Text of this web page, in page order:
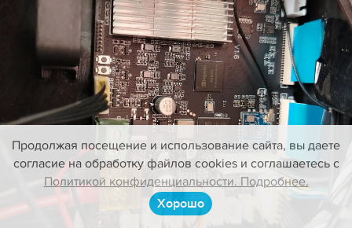
Продолжая посещение и использование сайта, вы даете
согласие на обработку файлов cookies и соглашаетесь с
Политикой конфиденциальности. Подробнее.
Хорошо